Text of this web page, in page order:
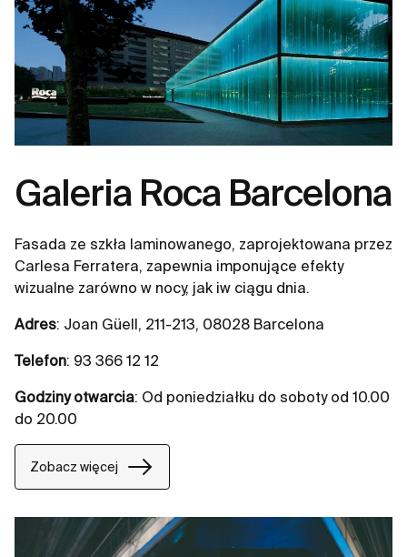
Galeria Roca Barcelona
Fasada ze szkła laminowanego, zaprojektowana przez
Carlesa Ferratera, zapewnia imponujące efekty
wizualne zarówno w nocy, jak iw ciągu dnia.
Adres: Joan Güell, 211-213, 08028 Barcelona
Telefon: 93 366 12 12
Godziny otwarcia: Od poniedziałku do soboty od 10.00
do 20.00
Zobacz więcej